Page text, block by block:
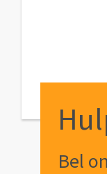
Bel